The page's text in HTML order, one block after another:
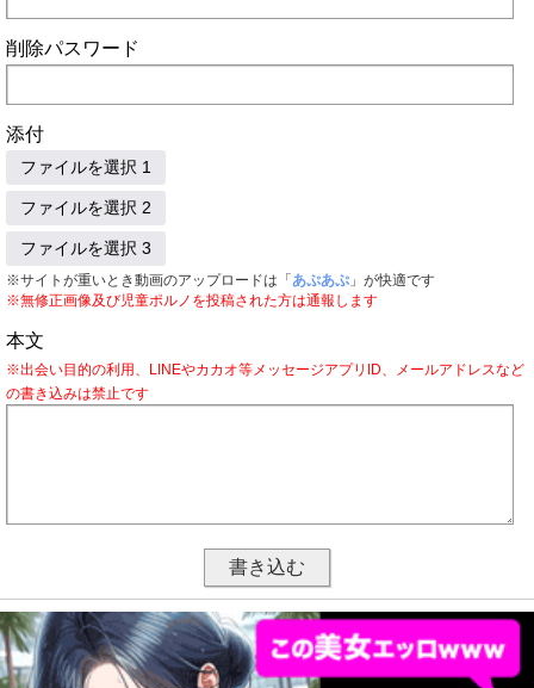
削除パスワード
添付
ファイルを選択 1
ファイルを選択 2
ファイルを選択 3
※サイトが重いとき動画のアップロードは「 あぷあぷ 」が快適です
※無修正画像及び児童ポルノを投稿された方は通報します
本文
※出会い目的の利用、LINEやカカオ等メッセージアプリID、メールアドレスなど
の書き込みは禁止です